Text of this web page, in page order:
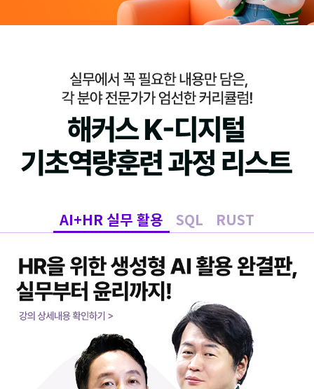
AI+HR 실무 활용 SQL RUST